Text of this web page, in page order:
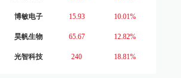
博敏电子 15.93 10.01%
昊帆生物 65.67 12.82%
光智科技 240 18.81%